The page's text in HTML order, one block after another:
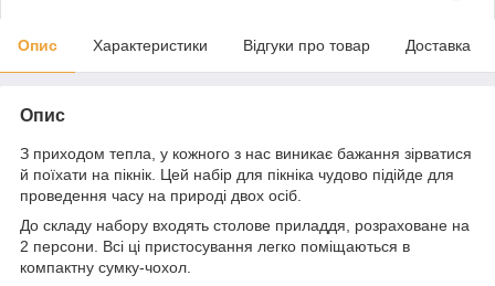
Опис Характеристики Відгуки про товар Доставка
Опис
З приходом тепла, у кожного з нас виникає бажання зірватися
й поїхати на пікнік. Цей набір для пікніка чудово підійде для
проведення часу на природі двох осіб.
До складу набору входять столове приладдя, розраховане на
2 персони. Всі ці пристосування легко поміщаються в
компактну сумку-чохол.